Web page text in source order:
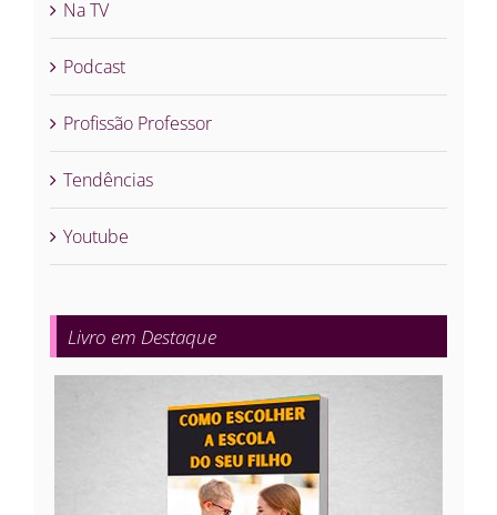
Na TV
Podcast
Profissão Professor
Tendências
Youtube
Livro em Destaque